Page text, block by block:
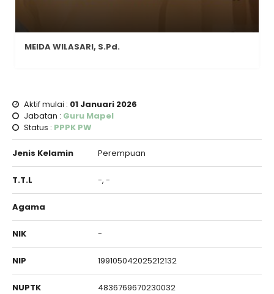
MEIDA WILASARI, S.Pd.
Aktif mulai : 01 Januari 2026
Jabatan : Guru Mapel
Status : PPPK PW
Jenis Kelamin Perempuan
T.T.L -, -
Agama
NIK -
NIP 199105042025212132
NUPTK 4836769670230032